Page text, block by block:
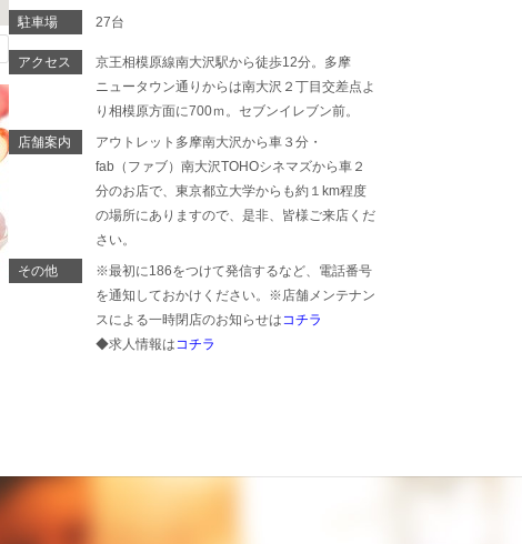
駐車場
27台
アクセス
京王相模原線南大沢駅から徒歩12分。多摩
ニュータウン通りからは南大沢２丁目交差点よ
り相模原方面に700ｍ。セブンイレブン前。
店舗案内
アウトレット多摩南大沢から車３分・
fab（ファブ）南大沢TOHOシネマズから車２
分のお店で、東京都立大学からも約１km程度
の場所にありますので、是非、皆様ご来店くだ
さい。
その他
※最初に186をつけて発信するなど、電話番号
を通知しておかけください。※店舗メンテナン
スによる一時閉店のお知らせはコチラ
◆求人情報はコチラ